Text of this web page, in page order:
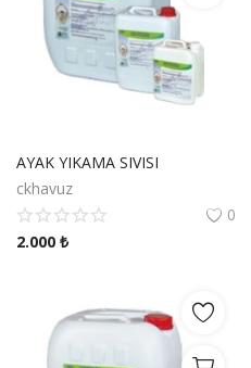
AYAK YIKAMA SIVISI
ckhavuz
0
2.000 ₺